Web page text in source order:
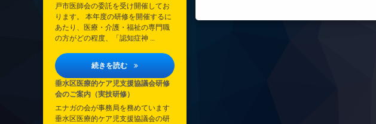
戸市医師会の委託を受け開催してお
ります。 本年度の研修を開催するに
あたり、医療・介護・福祉の専門職
の方がどの程度、「認知症神 …
続きを読む 認知症に関するアンケートについて
垂水区医療的ケア児支援協議会研修
会のご案内（実技研修）
エナガの会が事務局を務めています
垂水区医療的ケア児支援協議会の研